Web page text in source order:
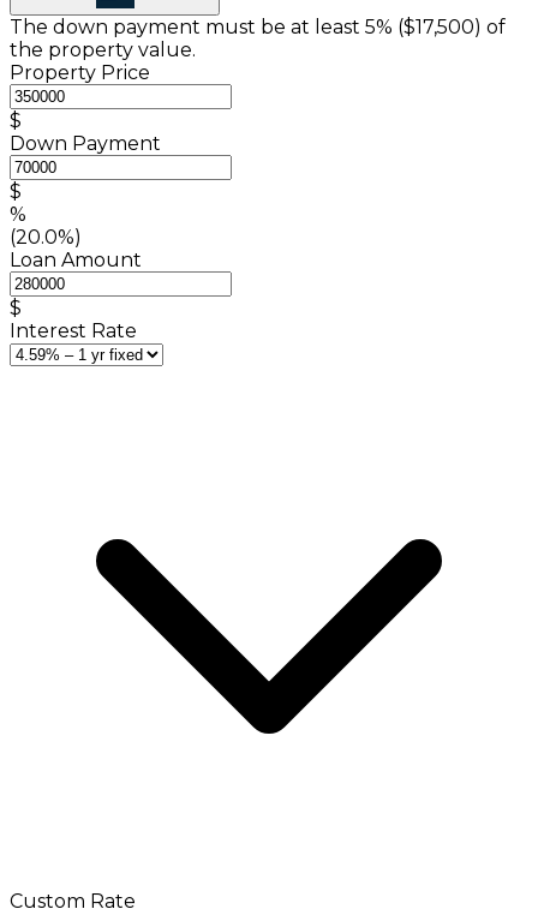
The down payment must be at least 5% ($17,500) of
the property value.
Property Price
$
Down Payment
$
%
(20.0%)
Loan Amount
$
Interest Rate
Custom Rate